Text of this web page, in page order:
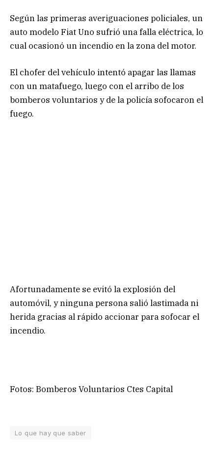
Según las primeras averiguaciones policiales, un
auto modelo Fiat Uno sufrió una falla eléctrica, lo
cual ocasionó un incendio en la zona del motor.
El chofer del vehículo intentó apagar las llamas
con un matafuego, luego con el arribo de los
bomberos voluntarios y de la policía sofocaron el
fuego.
Afortunadamente se evitó la explosión del
automóvil, y ninguna persona salió lastimada ni
herida gracias al rápido accionar para sofocar el
incendio.
Fotos: Bomberos Voluntarios Ctes Capital
Lo que hay que saber